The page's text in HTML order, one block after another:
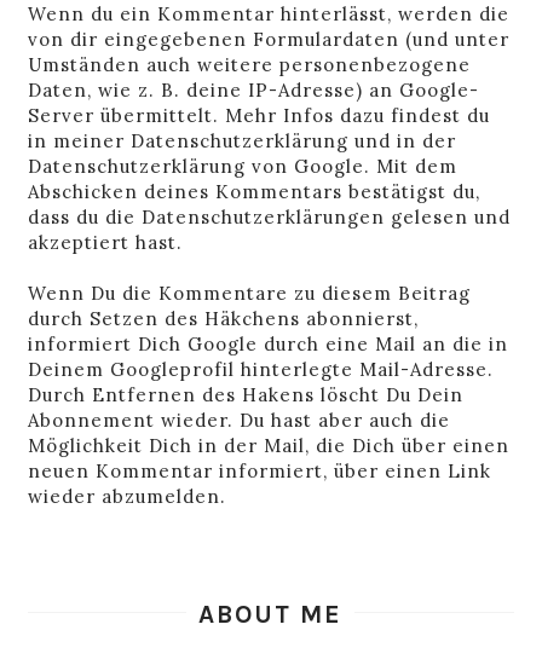
Wenn du ein Kommentar hinterlässt, werden die
von dir eingegebenen Formulardaten (und unter
Umständen auch weitere personenbezogene
Daten, wie z. B. deine IP-Adresse) an Google-
Server übermittelt. Mehr Infos dazu findest du
in meiner Datenschutzerklärung und in der
Datenschutzerklärung von Google. Mit dem
Abschicken deines Kommentars bestätigst du,
dass du die Datenschutzerklärungen gelesen und
akzeptiert hast.
Wenn Du die Kommentare zu diesem Beitrag
durch Setzen des Häkchens abonnierst,
informiert Dich Google durch eine Mail an die in
Deinem Googleprofil hinterlegte Mail-Adresse.
Durch Entfernen des Hakens löscht Du Dein
Abonnement wieder. Du hast aber auch die
Möglichkeit Dich in der Mail, die Dich über einen
neuen Kommentar informiert, über einen Link
wieder abzumelden.
ABOUT ME